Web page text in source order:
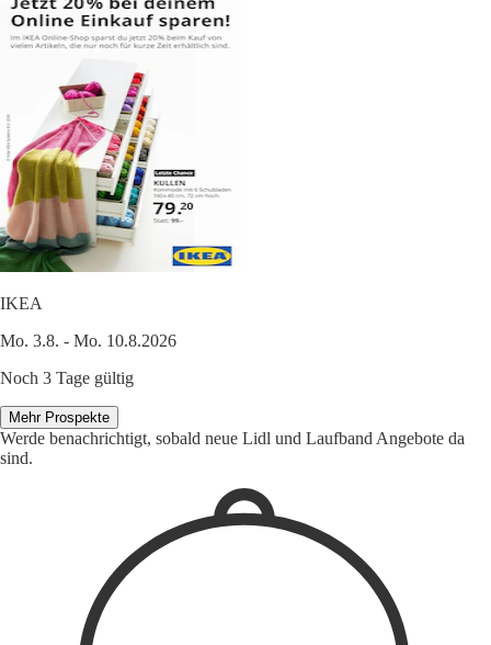
IKEA
Mo. 3.8. - Mo. 10.8.2026
Noch 3 Tage gültig
Mehr Prospekte
Werde benachrichtigt, sobald neue Lidl und Laufband Angebote da
sind.